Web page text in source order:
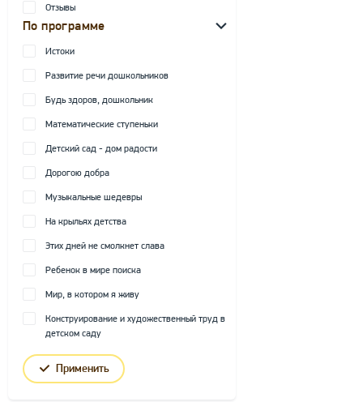
Отзывы
По программе
Истоки
Развитие речи дошкольников
Будь здоров, дошкольник
Математические ступеньки
Детский сад - дом радости
Дорогою добра
Музыкальные шедевры
На крыльях детства
Этих дней не смолкнет слава
Ребенок в мире поиска
Мир, в котором я живу
Конструирование и художественный труд в
детском саду
Применить